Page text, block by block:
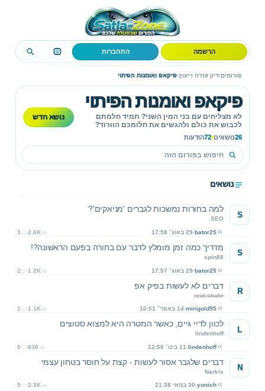
הרשמה התחברות
פורומים›דיון עזרה וייעוץ›פיקאפ ואומנות הפיתוי
פיקאפ ואומנות הפיתוי
לא מצליחים עם בני המין השני? תמיד חלמתם
לכבוש את כולם ולהגשים את חלומכם הוורוד?
בפורום זה תוכלו להיעזר, ללמוד ולשמוע כל מה שאי
פעם רציתם לדעת על הנושא.
26נושאים 72הודעות
נושא חדש
נושאים
למה בחורות נמשכות לגברים 'מניאקים'?
SEO
bator25 29 באוג׳ 17:58 3 2.6K
S
מדריך כמה זמן מומלץ לדבר עם בחורה בפעם הראשונה?!
spin88
bator25 29 באוג׳ 17:57 2 1.2K
S
דברים לא לעשות בפיק אפ
reut shakr
mirigold95 14 באפר׳ 10:01 1 1.1K
R
לכוון לדיי גיים, כאשר המטרה היא למצוא סטוצים
lindenhoff
lindenhoff 11 בינו׳ 12:58 0 838
L
דברים שלגבר אסור לעשות - קצת על חוסר בטחון עצמי
Narkis
yonich 30 במאי 21:38 5 2.3K
N